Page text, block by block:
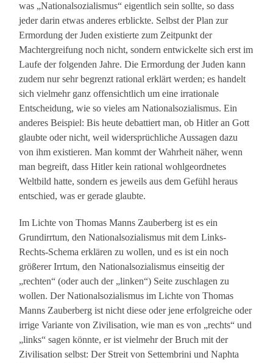
was „Nationalsozialismus“ eigentlich sein sollte, so dass
jeder darin etwas anderes erblickte. Selbst der Plan zur
Ermordung der Juden existierte zum Zeitpunkt der
Machtergreifung noch nicht, sondern entwickelte sich erst im
Laufe der folgenden Jahre. Die Ermordung der Juden kann
zudem nur sehr begrenzt rational erklärt werden; es handelt
sich vielmehr ganz offensichtlich um eine irrationale
Entscheidung, wie so vieles am Nationalsozialismus. Ein
anderes Beispiel: Bis heute debattiert man, ob Hitler an Gott
glaubte oder nicht, weil widersprüchliche Aussagen dazu
von ihm existieren. Man kommt der Wahrheit näher, wenn
man begreift, dass Hitler kein rational wohlgeordnetes
Weltbild hatte, sondern es jeweils aus dem Gefühl heraus
entschied, was er gerade glaubte.
Im Lichte von Thomas Manns Zauberberg ist es ein
Grundirrtum, den Nationalsozialismus mit dem Links-
Rechts-Schema erklären zu wollen, und es ist ein noch
größerer Irrtum, den Nationalsozialismus einseitig der
„rechten“ (oder auch der „linken“) Seite zuschlagen zu
wollen. Der Nationalsozialismus im Lichte von Thomas
Manns Zauberberg ist nicht diese oder jene erfolgreiche oder
irrige Variante von Zivilisation, wie man es von „rechts“ und
„links“ sagen könnte, er ist vielmehr der Bruch mit der
Zivilisation selbst: Der Streit von Settembrini und Naphta